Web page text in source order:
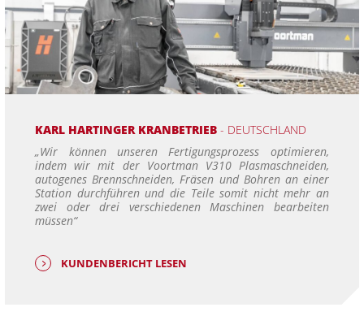
KARL HARTINGER KRANBETRIEB- DEUTSCHLAND
„Wir können unseren Fertigungsprozess optimieren,
indem wir mit der Voortman V310 Plasmaschneiden,
autogenes Brennschneiden, Fräsen und Bohren an einer
Station durchführen und die Teile somit nicht mehr an
zwei oder drei verschiedenen Maschinen bearbeiten
müssen“
KUNDENBERICHT LESEN